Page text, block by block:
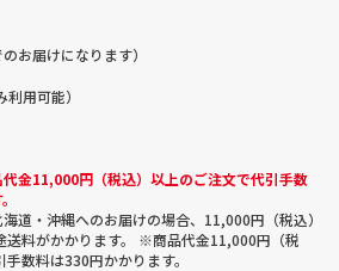
お届けになります）
用可能）
金11,000円（税込）以上のご注文で代引手数
道・沖縄へのお届けの場合、11,000円（税込）
送料がかかります。 ※商品代金11,000円（税
数料は330円かかります。